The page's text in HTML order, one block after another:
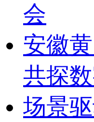
会
安徽
共探
场景